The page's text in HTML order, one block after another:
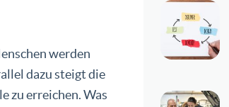
werden
dazu steigt die
zu erreichen. Was